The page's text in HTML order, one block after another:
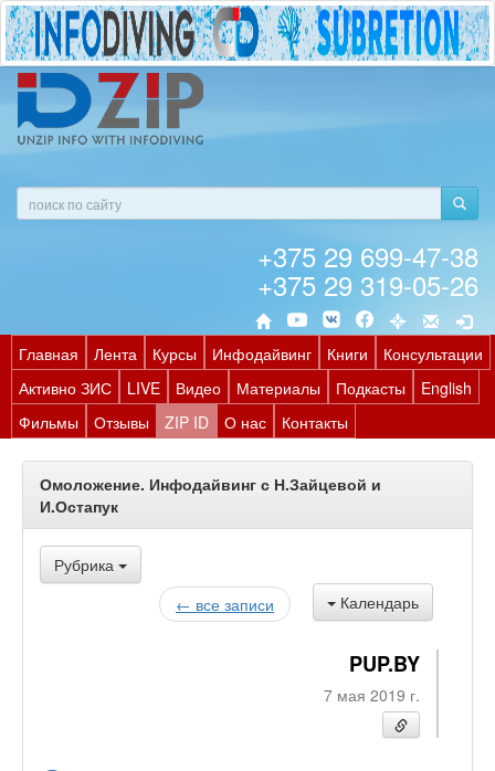
+375 29 699-47-38
+375 29 319-05-26
Главная Лента Курсы Инфодайвинг Книги
Консультации
Активно ЗИС
LIVE Видео Материалы Подкасты
English
Фильмы
Отзывы ZIP ID О нас Контакты
Омоложение. Инфодайвинг с Н.Зайцевой и
И.Остапук
Рубрика
Календарь
← все записи
PUP.BY
7 мая 2019 г.